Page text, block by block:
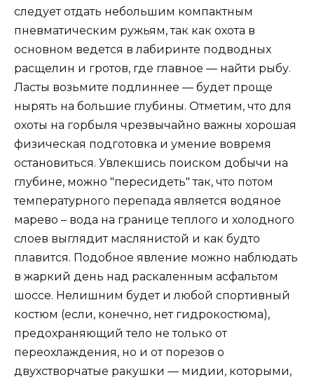
следует отдать небольшим компактным
пневматическим ружьям, так как охота в
основном ведется в лабиринте подводных
расщелин и гротов, где главное — найти рыбу.
Ласты возьмите подлиннее — будет проще
нырять на большие глубины. Отметим, что для
охоты на горбыля чрезвычайно важны хорошая
физическая подготовка и умение вовремя
остановиться. Увлекшись поиском добычи на
глубине, можно "пересидеть" так, что потом
температурного перепада является водяное
марево – вода на границе теплого и холодного
слоев выглядит маслянистой и как будто
плавится. Подобное явление можно наблюдать
в жаркий день над раскаленным асфальтом
шоссе. Нелишним будет и любой спортивный
костюм (если, конечно, нет гидрокостюма),
предохраняющий тело не только от
переохлаждения, но и от порезов о
двухстворчатые ракушки — мидии, которыми,